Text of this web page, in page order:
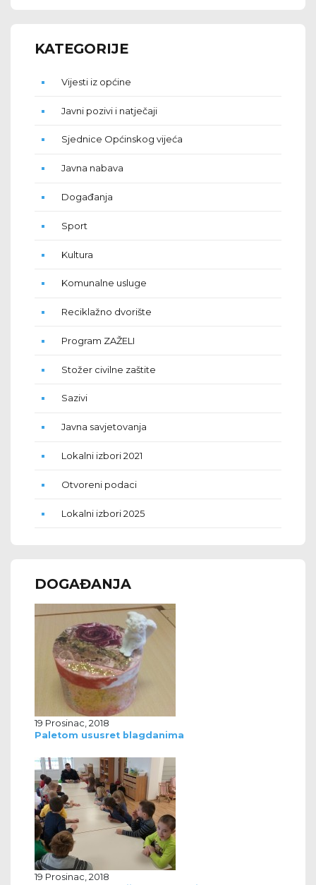
KATEGORIJE
Vijesti iz općine
Javni pozivi i natječaji
Sjednice Općinskog vijeća
Javna nabava
Događanja
Sport
Kultura
Komunalne usluge
Reciklažno dvorište
Program ZAŽELI
Stožer civilne zaštite
Sazivi
Javna savjetovanja
Lokalni izbori 2021
Otvoreni podaci
Lokalni izbori 2025
DOGAĐANJA
19 Prosinac, 2018
Paletom ususret blagdanima
19 Prosinac, 2018